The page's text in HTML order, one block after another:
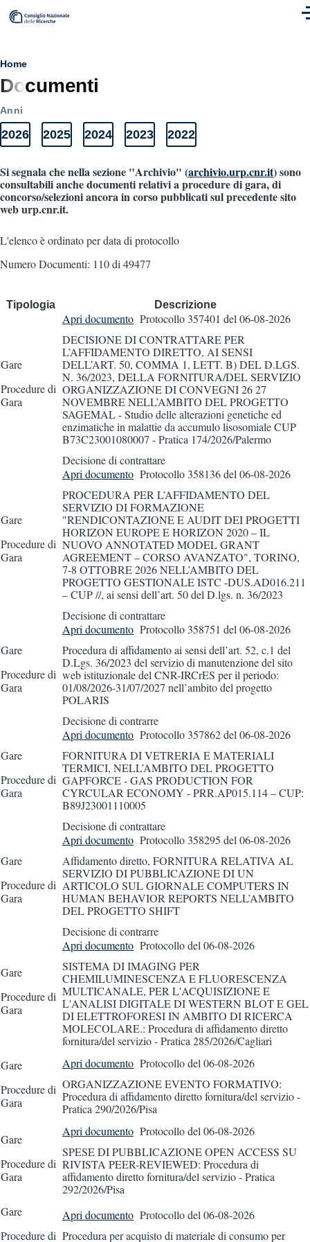
Skip to main content
Breadcrumb
Home
Documenti
Anni
Anni
Documenti
Elenco
2026
2026
Elenco
2025
2025
Elenco
2024
2024
Elenco
2023
2023
Elenco
2022
2022
Si segnala che nella sezione "Archivio" (archivio.urp.cnr.it) sono
consultabili anche documenti relativi a procedure di gara, di
concorso/selezioni ancora in corso pubblicati sul precedente sito
web urp.cnr.it.
L'elenco è ordinato per data di protocollo
Numero Documenti: 110 di 49477
Tipologia Descrizione
Gare
Procedure di
Gara
Apri documento Protocollo 357401 del 06-08-2026
DECISIONE DI CONTRATTARE PER
L’AFFIDAMENTO DIRETTO, AI SENSI
DELL’ART. 50, COMMA 1, LETT. B) DEL D.LGS.
N. 36/2023, DELLA FORNITURA/DEL SERVIZIO
ORGANIZZAZIONE DI CONVEGNI 26 27
NOVEMBRE NELL’AMBITO DEL PROGETTO
SAGEMAL - Studio delle alterazioni genetiche ed
enzimatiche in malattie da accumulo lisosomiale CUP
B73C23001080007 - Pratica 174/2026/Palermo
Decisione di contrattare
Gare
Procedure di
Gara
Apri documento Protocollo 358136del 06-08-2026
PROCEDURA PER L’AFFIDAMENTO DEL
SERVIZIO DI FORMAZIONE
"RENDICONTAZIONE E AUDIT DEI PROGETTI
HORIZON EUROPE E HORIZON 2020 – IL
NUOVO ANNOTATED MODEL GRANT
AGREEMENT – CORSO AVANZATO", TORINO,
7-8 OTTOBRE 2026 NELL’AMBITO DEL
PROGETTO GESTIONALE ISTC -DUS.AD016.211
– CUP //, ai sensi dell’art. 50 del D.lgs. n. 36/2023
Decisione di contrattare
Gare
Procedure di
Gara
Apri documento Protocollo 358751 del 06-08-2026
Procedura di affidamento ai sensi dell’art. 52, c.1 del
D.Lgs. 36/2023 del servizio di manutenzione del sito
web istituzionale del CNR-IRCrES per il periodo:
01/08/2026-31/07/2027 nell’ambito del progetto
POLARIS
Decisione di contrarre
Gare
Procedure di
Gara
Apri documento Protocollo 357862del 06-08-2026
FORNITURA DI VETRERIA E MATERIALI
TERMICI, NELL’AMBITO DEL PROGETTO
GAPFORCE - GAS PRODUCTION FOR
CYRCULAR ECONOMY - PRR.AP015.114 – CUP:
B89J23001110005
Decisione di contrattare
Gare
Procedure di
Gara
Apri documento Protocollo 358295 del 06-08-2026
Affidamento diretto, FORNITURA RELATIVA AL
SERVIZIO DI PUBBLICAZIONE DI UN
ARTICOLO SUL GIORNALE COMPUTERS IN
HUMAN BEHAVIOR REPORTS NELL’AMBITO
DEL PROGETTO SHIFT
Decisione di contrarre
Gare
Procedure di
Gara
Apri documento Protocollodel 06-08-2026
SISTEMA DI IMAGING PER
CHEMILUMINESCENZA E FLUORESCENZA
MULTICANALE, PER L'ACQUISIZIONE E
L'ANALISI DIGITALE DI WESTERN BLOT E GEL
DI ELETTROFORESI IN AMBITO DI RICERCA
MOLECOLARE.: Procedura di affidamento diretto
fornitura/del servizio - Pratica 285/2026/Cagliari
Gare
Procedure di
Gara
Apri documento Protocollodel 06-08-2026
ORGANIZZAZIONE EVENTO FORMATIVO:
Procedura di affidamento diretto fornitura/del servizio -
Pratica 290/2026/Pisa
Gare
Procedure di
Gara
Apri documento Protocollodel 06-08-2026
SPESE DI PUBBLICAZIONE OPEN ACCESS SU
RIVISTA PEER-REVIEWED: Procedura di
affidamento diretto fornitura/del servizio - Pratica
292/2026/Pisa
Gare
Procedure di
Apri documento Protocollodel 06-08-2026
Procedura per acquisto di materiale di consumo per